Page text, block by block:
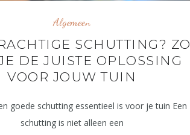
Algemeen
SCHUTTING? ZO
DE JUISTE OPLOSSING
VOOR JOUW TUIN
goede schutting essentieel is voor je tuin Een
schutting is niet alleen een